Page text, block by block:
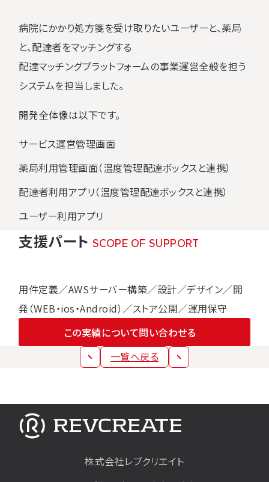
病院にかかり処方箋を受け取りたいユーザーと、薬局
と、配達者をマッチングする
配達マッチングプラットフォームの事業運営全般を担う
システムを担当しました。
開発全体像は以下です。
サービス運営管理画面
薬局利用管理画面（温度管理配達ボックスと連携）
配達者利用アプリ（温度管理配達ボックスと連携）
ユーザー利用アプリ
⽀援パート SCOPE OF SUPPORT
用件定義／AWSサーバー構築／設計／デザイン／開
発（WEB・ios・Android）／ストア公開／運用保守
この実績について問い合わせる
一覧へ戻る
株式会社レブクリエイト